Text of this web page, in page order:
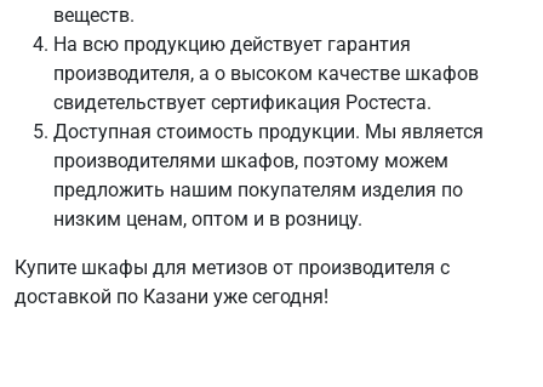
веществ.
На всю продукцию действует гарантия
производителя, а о высоком качестве шкафов
свидетельствует сертификация Ростеста.
Доступная стоимость продукции. Мы является
производителями шкафов, поэтому можем
предложить нашим покупателям изделия по
низким ценам, оптом и в розницу.
Купите шкафы для метизов от производителя с
доставкой по Казани уже сегодня!